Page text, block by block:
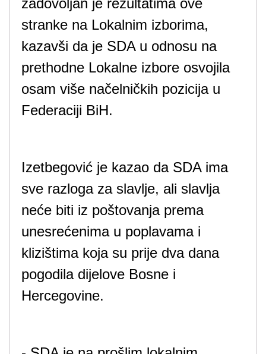
zadovoljan je rezultatima ove
stranke na Lokalnim izborima,
kazavši da je SDA u odnosu na
prethodne Lokalne izbore osvojila
osam više načelničkih pozicija u
Federaciji BiH.
Izetbegović je kazao da SDA ima
sve razloga za slavlje, ali slavlja
neće biti iz poštovanja prema
unesrećenima u poplavama i
klizištima koja su prije dva dana
pogodila dijelove Bosne i
Hercegovine.